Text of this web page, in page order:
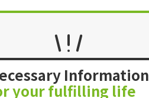
Information
your fulfilling life